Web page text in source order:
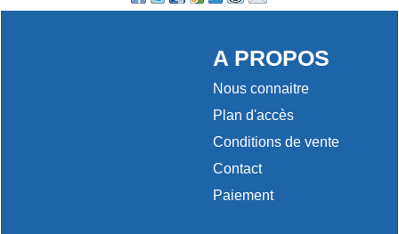
A PROPOS
Nous connaitre
Plan d'accès
Conditions de vente
Contact
Paiement